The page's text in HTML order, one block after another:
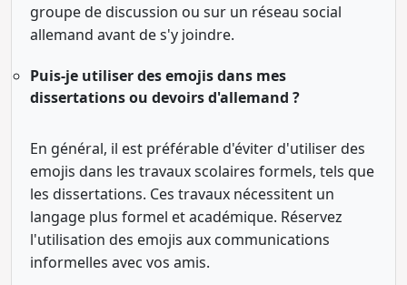
groupe de discussion ou sur un réseau social
allemand avant de s'y joindre.
Puis-je utiliser des emojis dans mes
dissertations ou devoirs d'allemand ?
En général, il est préférable d'éviter d'utiliser des
emojis dans les travaux scolaires formels, tels que
les dissertations. Ces travaux nécessitent un
langage plus formel et académique. Réservez
l'utilisation des emojis aux communications
informelles avec vos amis.